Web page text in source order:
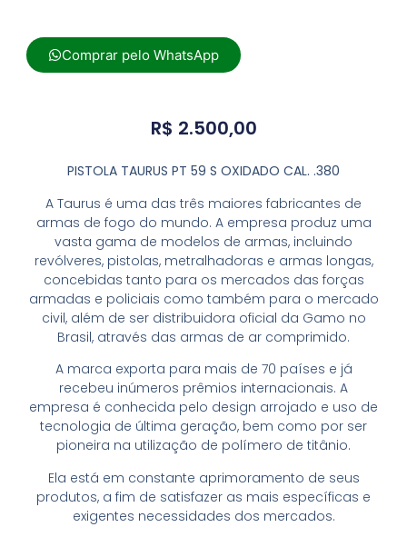
Comprar pelo WhatsApp
R$ 2.500,00
PISTOLA TAURUS PT 59 S OXIDADO CAL. .380
A Taurus é uma das três maiores fabricantes de
armas de fogo do mundo. A empresa produz uma
vasta gama de modelos de armas, incluindo
revólveres, pistolas, metralhadoras e armas longas,
concebidas tanto para os mercados das forças
armadas e policiais como também para o mercado
civil, além de ser distribuidora oficial da Gamo no
Brasil, através das armas de ar comprimido.
A marca exporta para mais de 70 países e já
recebeu inúmeros prêmios internacionais. A
empresa é conhecida pelo design arrojado e uso de
tecnologia de última geração, bem como por ser
pioneira na utilização de polímero de titânio.
Ela está em constante aprimoramento de seus
produtos, a fim de satisfazer as mais específicas e
exigentes necessidades dos mercados.